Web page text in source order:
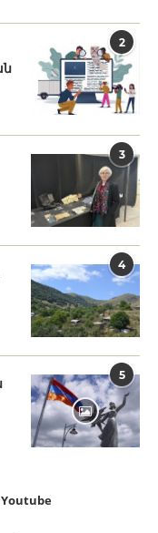
2
3
4
5
Youtube